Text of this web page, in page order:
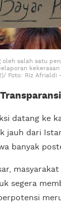
oleh salah satu
Foto: Riz Afrialdi
datang ke
jauh dari
banyak
segera